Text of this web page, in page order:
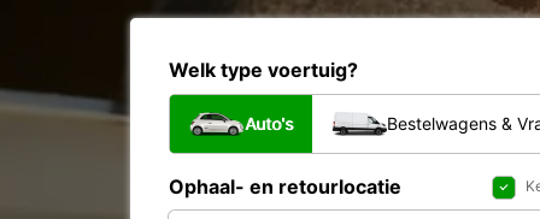
Welk type voertuig?
Auto's Bestelwagens &
Ophaal- en retourlocatie